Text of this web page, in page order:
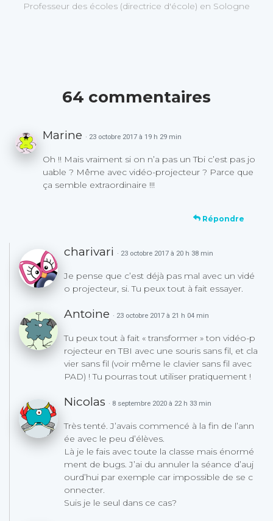
Professeur des écoles (directrice d'école) en Sologne
64 commentaires
Marine · 23 octobre 2017 à 19 h 29 min
Oh !! Mais vraiment si on n’a pas un Tbi c’est pas jo
uable ? Même avec vidéo-projecteur ? Parce que
ça semble extraordinaire !!!
Répondre
charivari · 23 octobre 2017 à 20 h 38 min
Je pense que c’est déjà pas mal avec un vidé
o projecteur, si. Tu peux tout à fait essayer.
Antoine · 23 octobre 2017 à 21 h 04 min
Tu peux tout à fait « transformer » ton vidéo-p
rojecteur en TBI avec une souris sans fil, et cla
vier sans fil (voir même le clavier sans fil avec
PAD) ! Tu pourras tout utiliser pratiquement !
Nicolas · 8 septembre 2020 à 22 h 33 min
Très tenté. J’avais commencé à la fin de l’ann
ée avec le peu d’élèves.
Là je le fais avec toute la classe mais énormé
ment de bugs. J’ai du annuler la séance d’auj
ourd’hui par exemple car impossible de se c
onnecter.
Suis je le seul dans ce cas?